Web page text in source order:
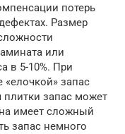
потерь
Размер
или
в 5-10%. При
«елочкой» запас
запас может
имеет сложный
запас немного